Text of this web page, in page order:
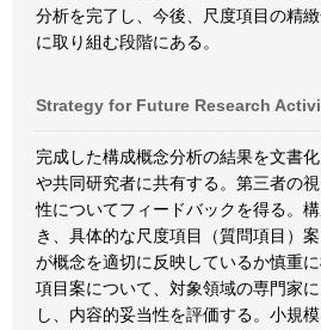
分析を完了し、今後、尺度項目の精
に取り組む段階にある。
Strategy for Future Research
完成した構成概念分析の結果を文書
や共同研究者に共有する。第三者の
性についてフィードバックを得る。
き、具体的な尺度項目（質問項目）
が概念を適切に反映しているか慎重
項目案について、対象領域の専門家
し、内容的妥当性を評価する。小規